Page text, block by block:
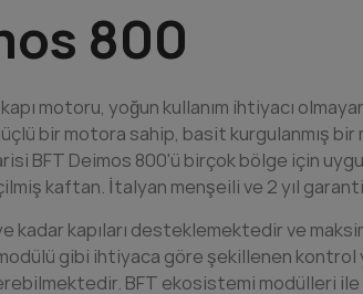
800
motoru, yoğun kullanım ihtiyacı
bir motora sahip, basit kurgulanmış
BFT Deimos 800'ü birçok bölge için
kaftan. İtalyan menşeili ve 2 yıl
kadar kapıları desteklemektedir ve
gibi ihtiyaca göre şekillenen kontrol
BFT ekosistemi modülleri